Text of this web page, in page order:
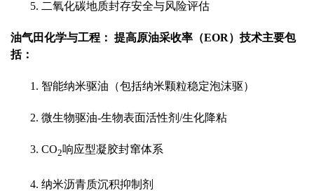
5. 二氧化碳地质封存安全与风险评估
油气田化学与工程： 提高原油采收率（EOR）技术主要包
括：
1. 智能纳米驱油（包括纳米颗粒稳定泡沫驱）
2. 微生物驱油-生物表面活性剂 /生化降粘
3. CO2响应型凝胶封窜体系
4. 纳米沥青质沉积抑制剂